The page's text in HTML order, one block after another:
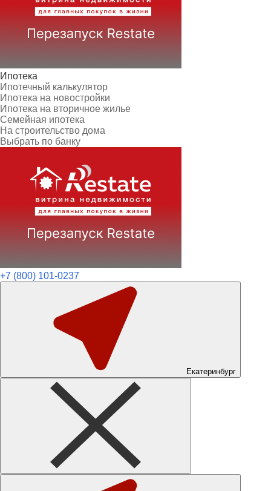
Ипотека
Ипотечный калькулятор
Ипотека на новостройки
Ипотека на вторичное жилье
Семейная ипотека
На строительство дома
Выбрать по банку
+7 (800) 101-0237
Екатеринбург